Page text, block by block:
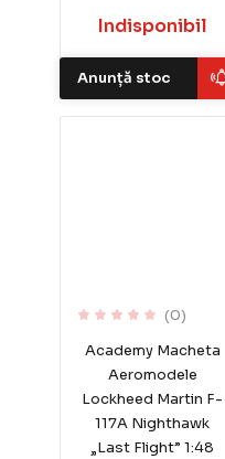
Indisponibil
Anunță stoc
(0)
Academy Macheta
Aeromodele
Lockheed Martin F-
117A Nighthawk
„Last Flight” 1:48